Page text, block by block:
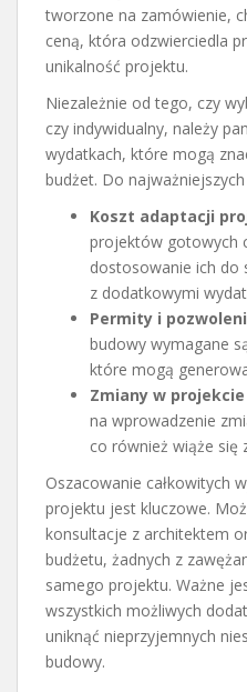
tworzone na zamówienie,
ceną, która odzwierciedla
unikalność projektu.
Niezależnie od tego, czy
czy indywidualny, należy
wydatkach, które mogą
budżet. Do najważniejszych
Koszt adaptacji
projektów gotowych
dostosowanie ich do
z dodatkowymi
Permity i
budowy wymagane
które mogą
Zmiany w projekcie
na wprowadzenie
co również wiąże się
Oszacowanie całkowitych
projektu jest kluczowe.
konsultacje z architektem
budżetu, żadnych z
samego projektu. Ważne
wszystkich możliwych
uniknąć nieprzyjemnych
budowy.